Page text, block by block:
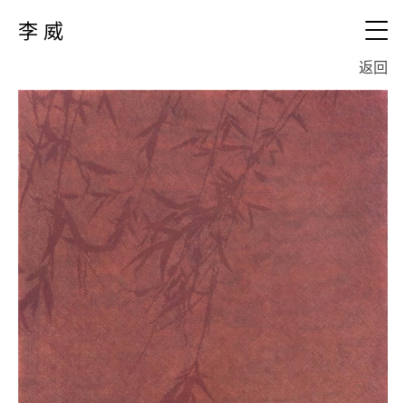
李 威
视频
个人简历
作品
全部
0、新作 (2019布面)
1、新作（2015~2018布面)
2、山水篇（20010~2016绢本)
3、放生池（2010~2011绢本)
4、山水篇（2008~2011布面)
5、草木葳蕤（2006~2013布面)
6、地平线系列（2010~2015复写纸)
文本
联络
返回